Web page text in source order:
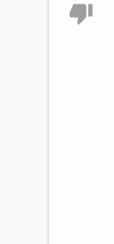
thumb_down